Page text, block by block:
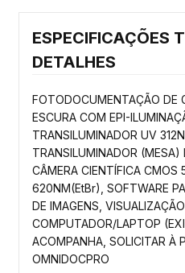
ESPECIFICAÇÕES
DETALHES
FOTODOCUMENTAÇÃO DE
ESCURA COM EPI-
TRANSILUMINADOR UV
TRANSILUMINADOR (MESA)
CÂMERA CIENTÍFICA CMOS
620NM(EtBr), SOFTWARE
DE IMAGENS,
COMPUTADOR/LAPTOP
ACOMPANHA, SOLICITAR À
OMNIDOCPRO